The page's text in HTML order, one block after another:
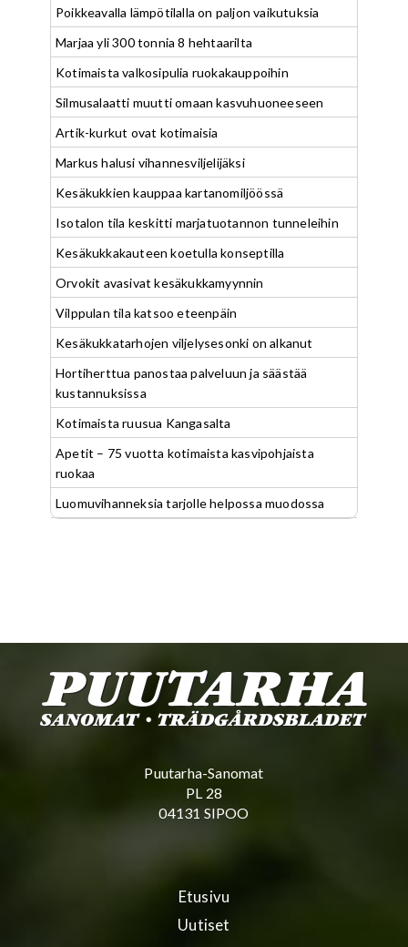
Poikkeavalla lämpötilalla on paljon vaikutuksia
Marjaa yli 300 tonnia 8 hehtaarilta
Kotimaista valkosipulia ruokakauppoihin
Silmusalaatti muutti omaan kasvuhuoneeseen
Artik-kurkut ovat kotimaisia
Markus halusi vihannesviljelijäksi
Kesäkukkien kauppaa kartanomiljöössä
Isotalon tila keskitti marjatuotannon tunneleihin
Kesäkukkakauteen koetulla konseptilla
Orvokit avasivat kesäkukkamyynnin
Vilppulan tila katsoo eteenpäin
Kesäkukkatarhojen viljelysesonki on alkanut
Hortiherttua panostaa palveluun ja säästää
kustannuksissa
Kotimaista ruusua Kangasalta
Apetit – 75 vuotta kotimaista kasvipohjaista
ruokaa
Luomuvihanneksia tarjolle helpossa muodossa
Puutarha-Sanomat
PL 28
04131 SIPOO
Etusivu
Uutiset